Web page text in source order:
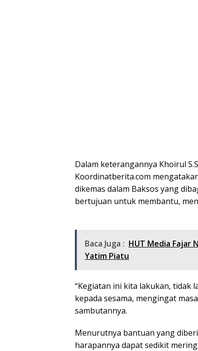
Dalam keterangannya Khoirul
Koordinatberita.com
dikemas dalam Baksos yang
bertujuan untuk membantu,
Baca Juga : HUT Media Fajar
Yatim Piatu
“Kegiatan ini kita lakukan, tidak
kepada sesama, mengingat
sambutannya.
Menurutnya bantuan yang
harapannya dapat sedikit